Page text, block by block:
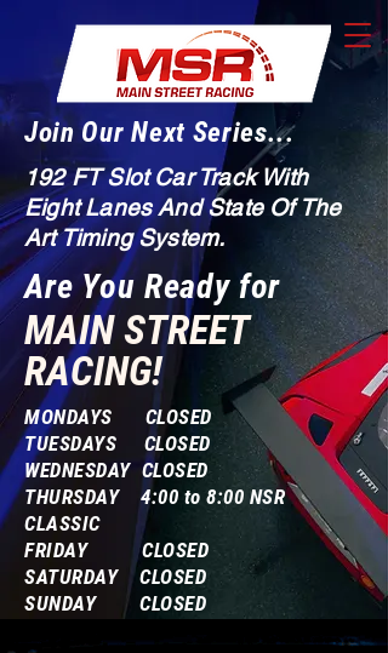
Join Our Next Series...
192 FT Slot Car Track With
Eight Lanes And State Of The
Art Timing System.
Are You Ready for
MAIN STREET
RACING!
MONDAYS CLOSED
TUESDAYS CLOSED
WEDNESDAY CLOSED
THURSDAY 4:00 to 8:00 NSR
CLASSIC
FRIDAY CLOSED
SATURDAY CLOSED
SUNDAY CLOSED
Frequently Asked Questions